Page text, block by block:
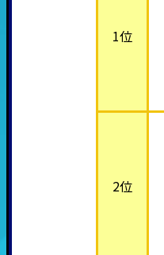
1位
2位